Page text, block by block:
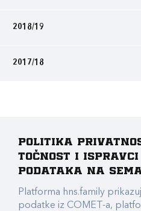
2018/19
2017/18
Politika
točnost i ispravci
podataka na
Platforma hns.family
podatke iz COMET-a,